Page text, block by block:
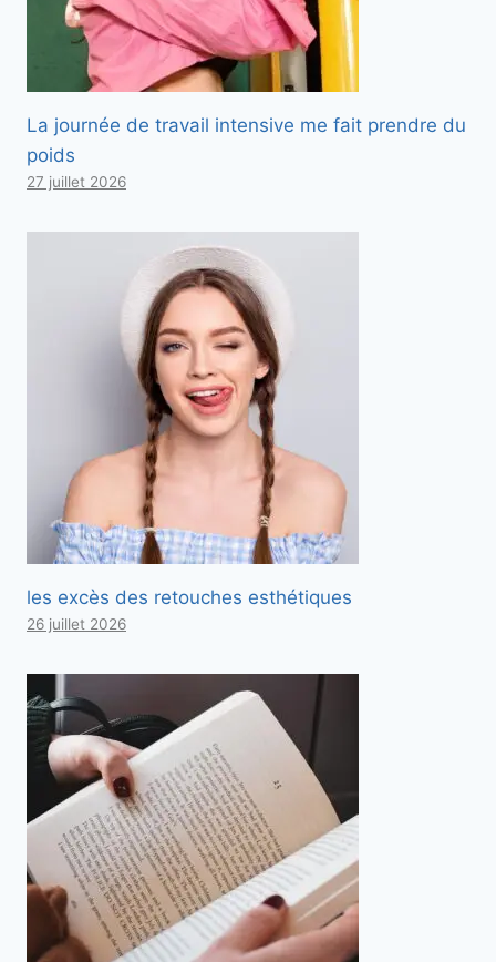
La journée de travail intensive me fait prendre du
poids
27 juillet 2026
les excès des retouches esthétiques
26 juillet 2026